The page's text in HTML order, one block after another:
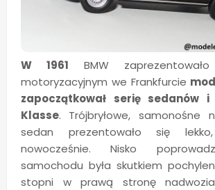
W 1961 BMW
motoryzacyjnym we Frankfurcie
zapoczątkował serię sedanów
Klasse. Trójbryłowe, samonośne
sedan prezentowało się
nowocześnie. Nisko
samochodu była skutkiem
stopni w prawą stronę